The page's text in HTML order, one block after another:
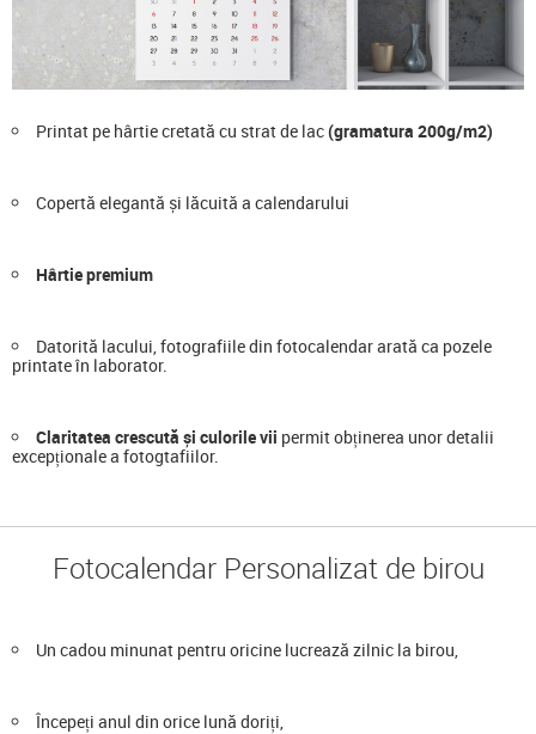
Printat pe hârtie cretată cu strat de lac(gramatura 200g/m2)
Copertă elegantă și lăcuită a calendarului
Hârtie premium
Datorită lacului, fotografiile din fotocalendar arată ca pozele
printate în laborator.
Claritatea crescută și culorile vii permit obținerea unor detalii
excepționale a fotogtafiilor.
Fotocalendar Personalizat de birou
Un cadou minunat pentru oricine lucrează zilnic la birou,
Începeți anul din orice lună doriți,